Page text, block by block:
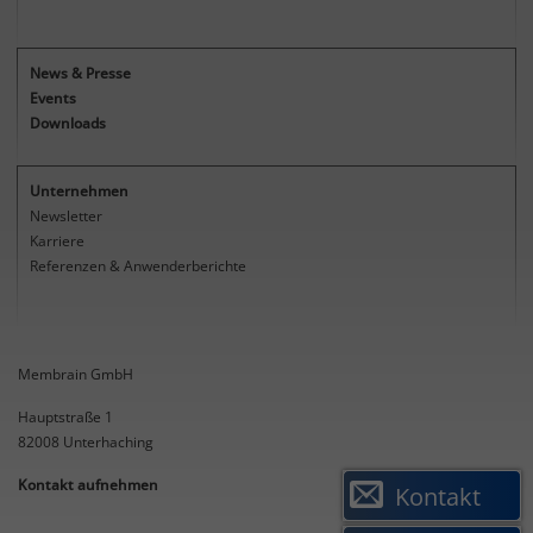
Kontakt
News & Presse
Events
Downloads
Unternehmen
Newsletter
Karriere
Referenzen & Anwenderberichte
Membrain GmbH
Hauptstraße 1
82008 Unterhaching
Kontakt aufnehmen
Websites. Anonymisierte Auswertung